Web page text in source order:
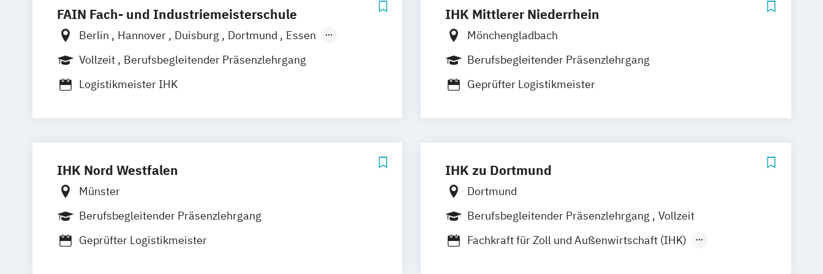
FAIN Fach- und Industriemeisterschule
Berlin Hannover Duisburg Dortmund
Essen
Düsseldorf
Köln Frankfurt am Main Mainz
Darmstadt
Mannheim
Karlsruhe
Braunschweig
Vollzeit
Berufsbegleitender Präsenzlehrgang
Logistikmeister IHK
IHK Mittlerer Niederrhein
Mönchengladbach
Berufsbegleitender Präsenzlehrgang
Geprüfter Logistikmeister
IHK Nord Westfalen
Münster
Berufsbegleitender Präsenzlehrgang
Geprüfter Logistikmeister
IHK zu Dortmund
Dortmund
Berufsbegleitender Präsenzlehrgang
Vollzeit
Fachkraft für Zoll und Außenwirtschaft (IHK)